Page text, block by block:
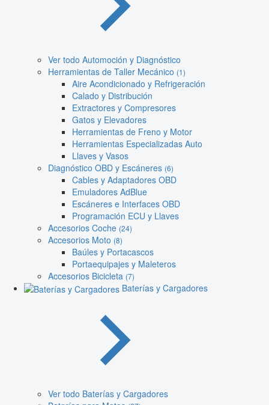
Ver todo Automoción y Diagnóstico
Herramientas de Taller Mecánico (1)
Aire Acondicionado y Refrigeración
Calado y Distribución
Extractores y Compresores
Gatos y Elevadores
Herramientas de Freno y Motor
Herramientas Especializadas Auto
Llaves y Vasos
Diagnóstico OBD y Escáneres (6)
Cables y Adaptadores OBD
Emuladores AdBlue
Escáneres e Interfaces OBD
Programación ECU y Llaves
Accesorios Coche (24)
Accesorios Moto (8)
Baúles y Portacascos
Portaequipajes y Maleteros
Accesorios Bicicleta (7)
Baterías y Cargadores
Ver todo Baterías y Cargadores